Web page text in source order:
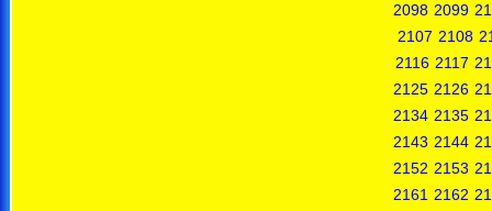
2098 2099
2107 2108
2116 2117
2125 2126
2134 2135
2143 2144
2152 2153
2161 2162